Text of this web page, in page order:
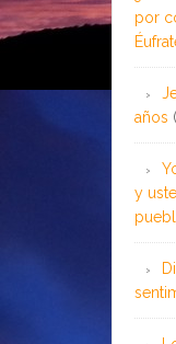
por
años
y